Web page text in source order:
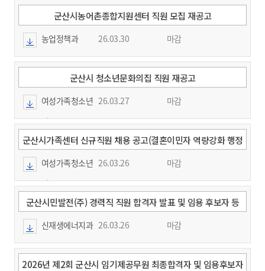
군산시농어촌종합지원센터 직원 모집 재공고
농업정책과 26.03.30 마감
군산시 청소년문화의집 직원 재공고
여성가족청소년
과
26.03.27 마감
군산시가족센터 신규직원 채용 공고(결혼이민자 역량강화 행정
사무원)
여성가족청소년
과
26.03.26 마감
군산시민발전(주) 경력직 직원 합격자 발표 및 임용 후보자 등
록요령 공고(수정)
신재생에너지과 26.03.26 마감
2026년 제2회 군산시 임기제공무원 최종합격자 및 임용후보자